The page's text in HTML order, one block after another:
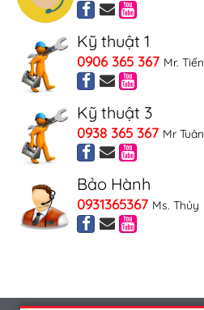
Kỹ thuật 1
0906 365 367 Mr. Tiến
Kỹ thuật 3
0938 365 367 Mr Tuân
Bảo Hành
0931365367 Ms. Thủy